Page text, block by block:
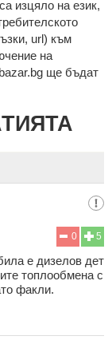
изцялo нa eзик,
url) към
на
ще бъдат
5
0
е дизелов дет
топлообмена с
факли.